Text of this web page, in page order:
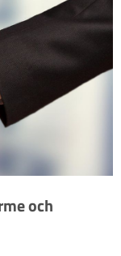
och